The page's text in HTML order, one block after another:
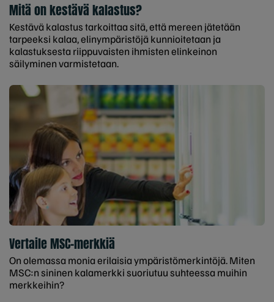
Mitä on kestävä kalastus?
Kestävä kalastus tarkoittaa sitä, että mereen jätetään
tarpeeksi kalaa, elinympäristöjä kunnioitetaan ja
kalastuksesta riippuvaisten ihmisten elinkeinon
säilyminen varmistetaan.
Vertaile MSC-merkkiä
On olemassa monia erilaisia ympäristömerkintöjä. Miten
MSC:n sininen kalamerkki suoriutuu suhteessa muihin
merkkeihin?